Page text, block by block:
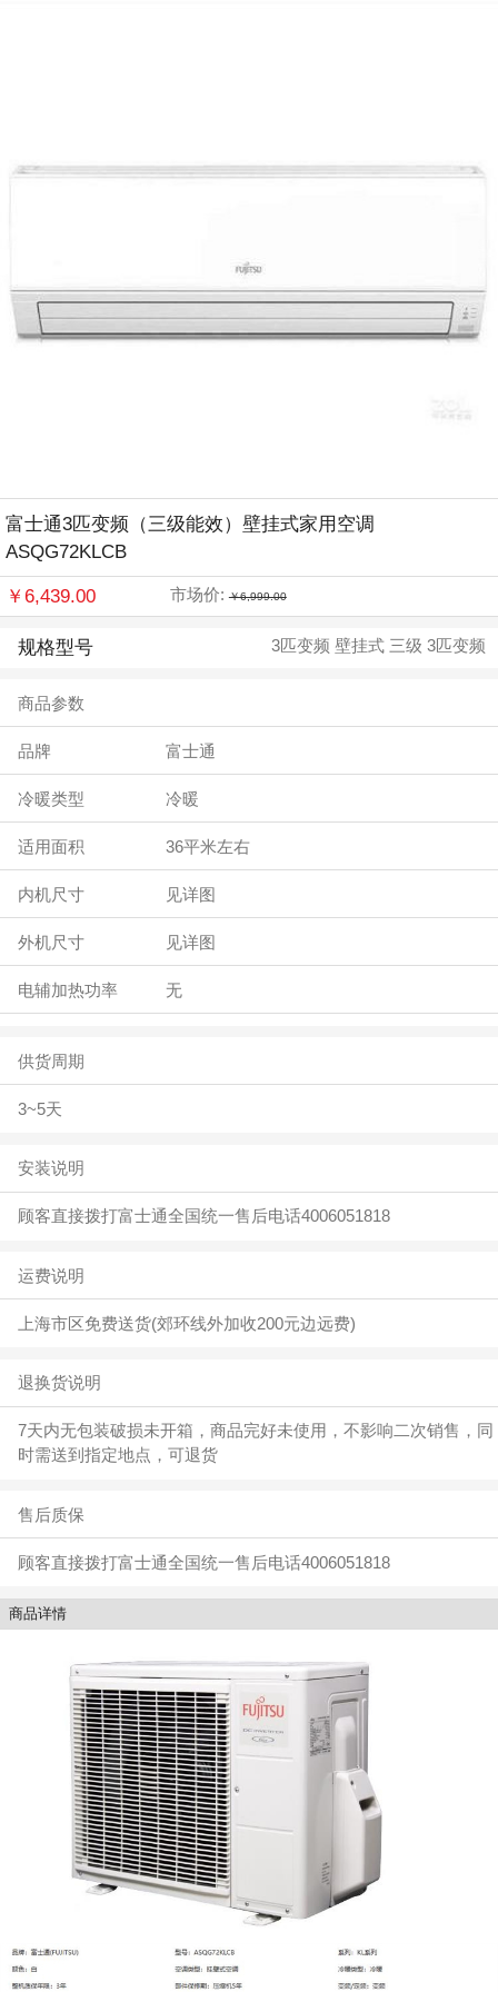
富士通3匹变频（三级能效）壁挂式家用空调
ASQG72KLCB
￥6,439.00 市场价:￥6,999.00
规格型号 3匹变频 壁挂式 三级 3匹变频
商品参数
品牌 富士通
冷暖类型 冷暖
适用面积 36平米左右
内机尺寸 见详图
外机尺寸 见详图
电辅加热功率 无
供货周期
3~5天
安装说明
顾客直接拨打富士通全国统一售后电话4006051818
运费说明
上海市区免费送货(郊环线外加收200元边远费)
退换货说明
7天内无包装破损未开箱，商品完好未使用，不影响二次销售，同
时需送到指定地点，可退货
售后质保
顾客直接拨打富士通全国统一售后电话4006051818
商品详情